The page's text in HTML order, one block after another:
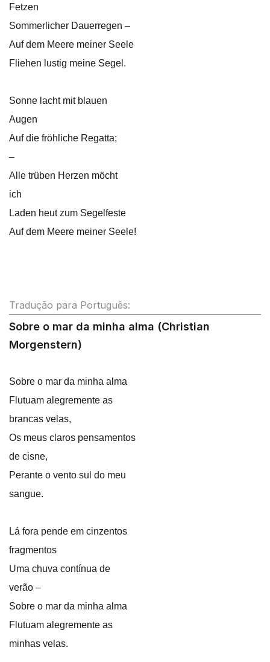
Fetzen
Sommerlicher Dauerregen –
Auf dem Meere meiner Seele
Fliehen lustig meine Segel.
Sonne lacht mit blauen
Augen
Auf die fröhliche Regatta;
–
Alle trüben Herzen möcht
ich
Laden heut zum Segelfeste
Auf dem Meere meiner Seele!
Tradução para Português:
Sobre o mar da minha alma (Christian
Morgenstern)
Sobre o mar da minha alma
Flutuam alegremente as
brancas velas,
Os meus claros pensamentos
de cisne,
Perante o vento sul do meu
sangue.
Lá fora pende em cinzentos
fragmentos
Uma chuva contínua de
verão –
Sobre o mar da minha alma
Flutuam alegremente as
minhas velas.